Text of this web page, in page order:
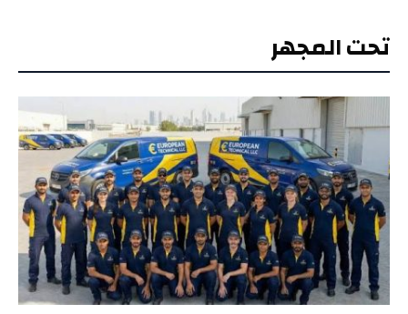
تحت المجهر